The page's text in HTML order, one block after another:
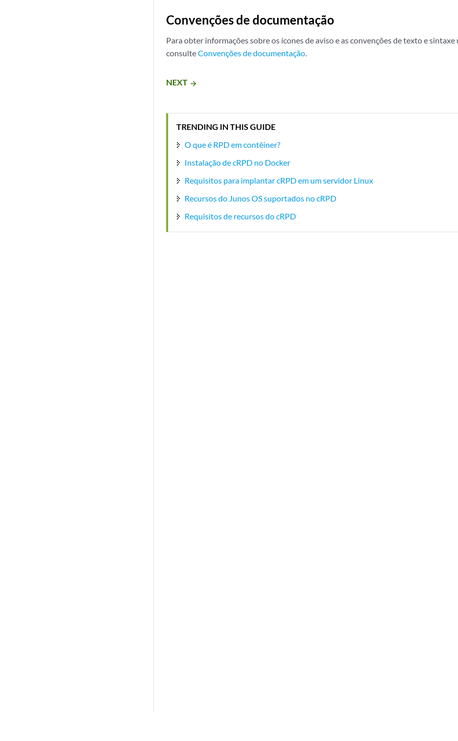
Convenções de documentação
Para obter informações sobre os ícones de aviso e as convenções de texto e
consulteConvenções de documentação.
NEXT arrow_forward
TRENDING IN THIS GUIDE
O que é RPD em contêiner?
Instalação de cRPD no Docker
Requisitos para implantar cRPD em um servidor Linux
Recursos do Junos OS suportados no cRPD
Requisitos de recursos do cRPD